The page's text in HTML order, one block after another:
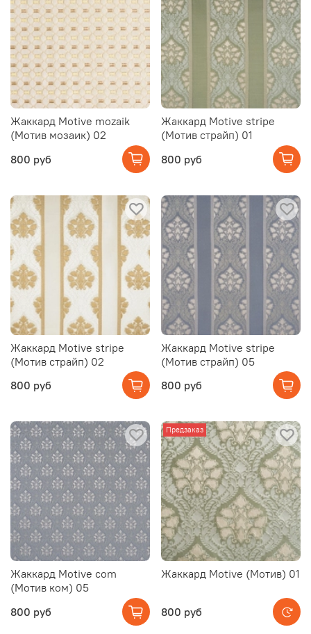
Жаккард Motive mozaik
(Мотив мозаик) 02
800 руб
Жаккард Motive stripe
(Мотив страйп) 01
800 руб
Жаккард Motive stripe
(Мотив страйп) 02
800 руб
Жаккард Motive stripe
(Мотив страйп) 05
800 руб
Жаккард Motive com
(Мотив ком) 05
800 руб
Предзаказ
Жаккард Motive (Мотив) 01
800 руб